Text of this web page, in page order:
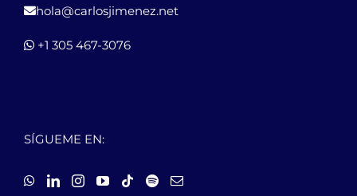
hola@carlosjimenez.net
+1 305 467-3076
SÍGUEME EN: